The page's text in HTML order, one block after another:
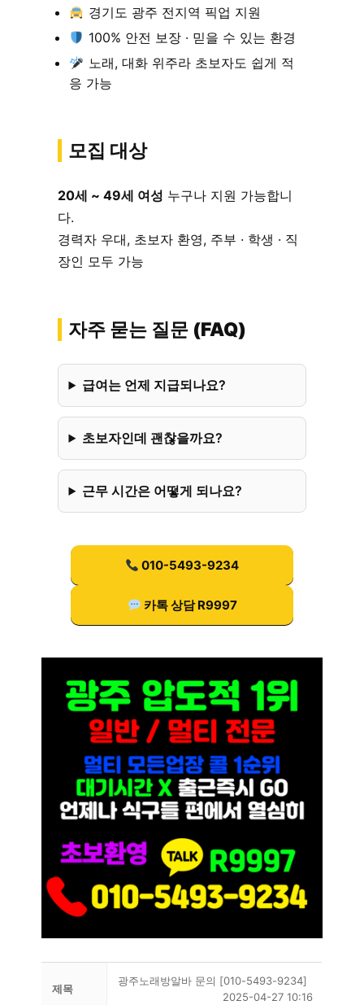
경기도 광주 전지역 픽업 지원
100% 안전 보장 · 믿을 수 있는 환경
노래, 대화 위주라 초보자도 쉽게 적
응 가능
모집 대상
20세 ~ 49세 여성 누구나 지원 가능합니
다.
경력자 우대, 초보자 환영, 주부 · 학생 · 직
장인 모두 가능
자주 묻는 질문 (FAQ)
급여는 언제 지급되나요?
초보자인데 괜찮을까요?
근무 시간은 어떻게 되나요?
010-5493-9234
카톡 상담 R9997
제목
광주노래방알바 문의 [010-5493-9234]
2025-04-27 10:16